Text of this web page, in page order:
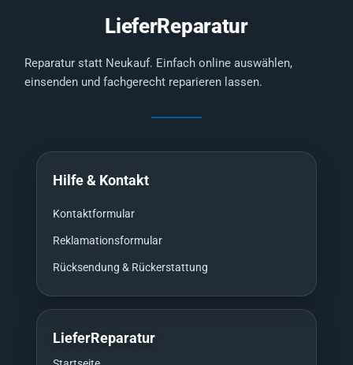
LieferReparatur
Reparatur statt Neukauf. Einfach online auswählen,
einsenden und fachgerecht reparieren lassen.
Hilfe & Kontakt
Kontaktformular
Reklamationsformular
Rücksendung & Rückerstattung
LieferReparatur